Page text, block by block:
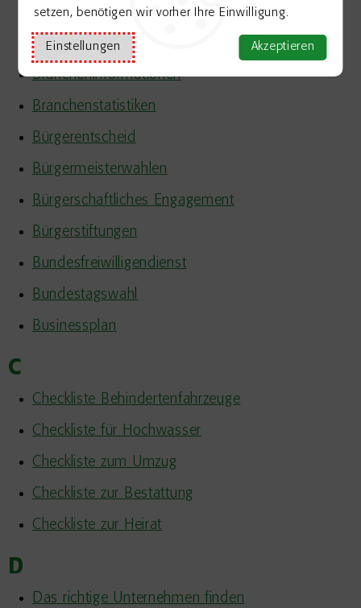
setzen, benötigen wir vorher Ihre Einwilligung.
Einstellungen Akzeptieren
Bodeneigenschaften
Bodenschutz
Brancheninformationen
Branchenstatistiken
Bürgerentscheid
Bürgermeisterwahlen
Bürgerschaftliches Engagement
Bürgerstiftungen
Bundesfreiwilligendienst
Bundestagswahl
Businessplan
C
Checkliste Behindertenfahrzeuge
Checkliste für Hochwasser
Checkliste zum Umzug
Checkliste zur Bestattung
Checkliste zur Heirat
D
Das richtige Unternehmen finden